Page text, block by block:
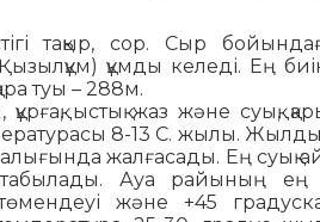
тақыр, сор. Сыр
құмды келеді. Ең
туы – 288м.
ыстық жаз және суық,
8-13 С. жылы.
жалғасады. Ең суық ай
Ауа райының ең
және +45